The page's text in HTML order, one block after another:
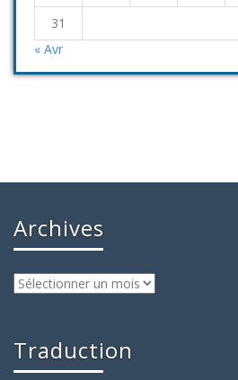
31
« Avr
Archives
Archives
Traduction